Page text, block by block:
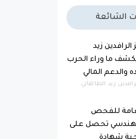
الشائعة
زيد
يكشف ما وراء الحرب
والدعم المالي
زيد الطالقاني
للفحص
تحصل على